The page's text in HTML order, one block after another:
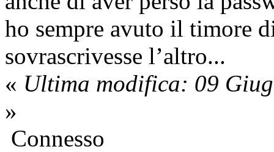
ho sempre avuto il timore
sovrascrivesse l’altro...
« Ultima modifica: 09
»
Connesso